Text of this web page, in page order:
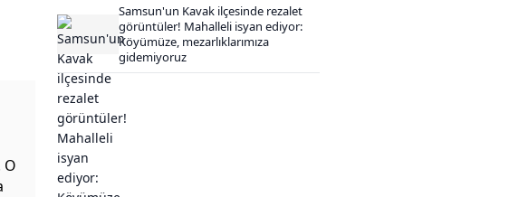
O
Samsun'un Kavak ilçesinde rezalet
görüntüler! Mahalleli isyan ediyor:
Köyümüze, mezarlıklarımıza
gidemiyoruz